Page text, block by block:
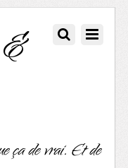
ça de vrai. Et de